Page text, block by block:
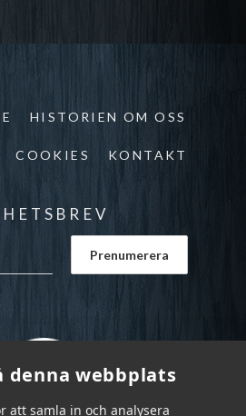
denna webbplats
att samla in och analysera
HISTORIEN OM OSS
COOKIES KONTAKT